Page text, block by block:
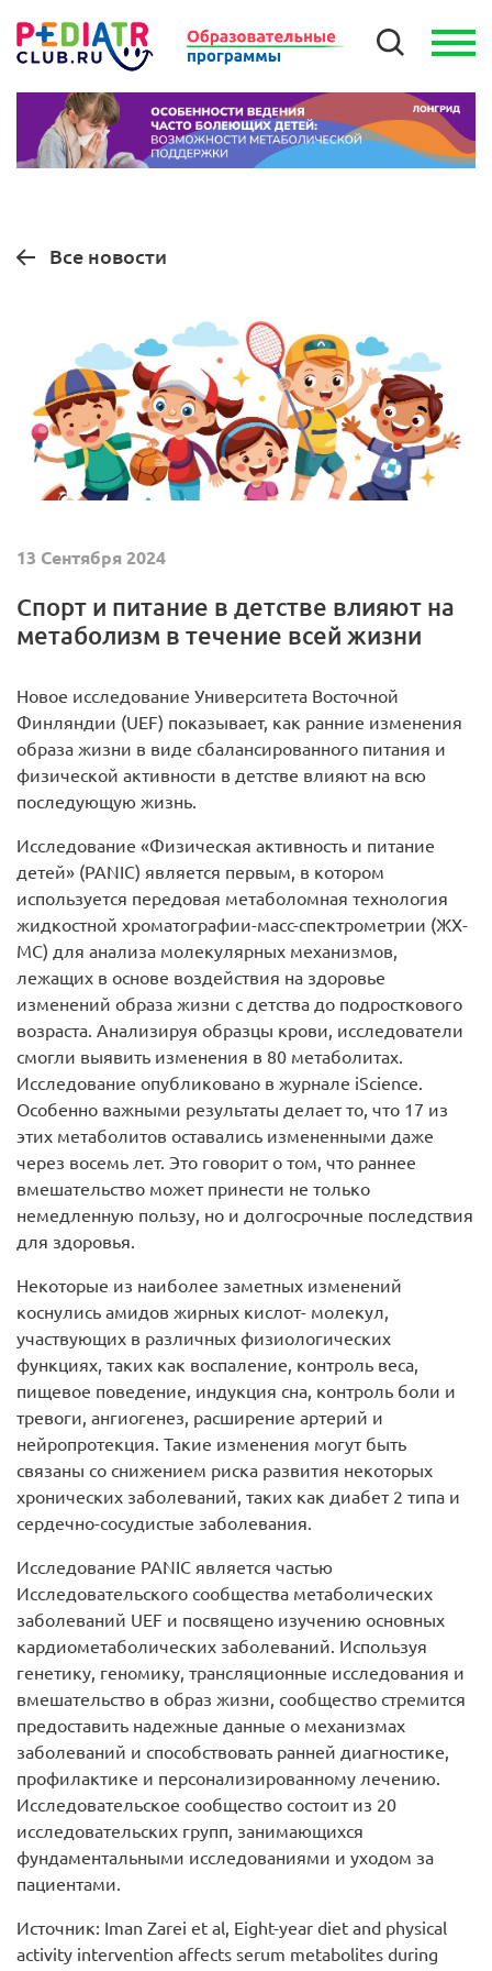
Все новости
13 Сентября 2024
Спорт и питание в детстве влияют на
метаболизм в течение всей жизни
Новое исследование Университета Восточной
Финляндии (UEF) показывает, как ранние изменения
образа жизни в виде сбалансированного питания и
физической активности в детстве влияют на всю
последующую жизнь.
Исследование «Физическая активность и питание
детей» (PANIC) является первым, в котором
используется передовая метаболомная технология
жидкостной хроматографии-масс-спектрометрии (ЖХ-
МС) для анализа молекулярных механизмов,
лежащих в основе воздействия на здоровье
изменений образа жизни с детства до подросткового
возраста. Анализируя образцы крови, исследователи
смогли выявить изменения в 80 метаболитах.
Исследование опубликовано в журнале iScience.
Особенно важными результаты делает то, что 17 из
этих метаболитов оставались измененными даже
через восемь лет. Это говорит о том, что раннее
вмешательство может принести не только
немедленную пользу, но и долгосрочные последствия
для здоровья.
Некоторые из наиболее заметных изменений
коснулись амидов жирных кислот- молекул,
участвующих в различных физиологических
функциях, таких как воспаление, контроль веса,
пищевое поведение, индукция сна, контроль боли и
тревоги, ангиогенез, расширение артерий и
нейропротекция. Такие изменения могут быть
связаны со снижением риска развития некоторых
хронических заболеваний, таких как диабет 2 типа и
сердечно-сосудистые заболевания.
Исследование PANIC является частью
Исследовательского сообщества метаболических
заболеваний UEF и посвящено изучению основных
кардиометаболических заболеваний. Используя
генетику, геномику, трансляционные исследования и
вмешательство в образ жизни, сообщество стремится
предоставить надежные данные о механизмах
заболеваний и способствовать ранней диагностике,
профилактике и персонализированному лечению.
Исследовательское сообщество состоит из 20
исследовательских групп, занимающихся
фундаментальными исследованиями и уходом за
пациентами.
Источник: Iman Zarei et al, Eight-year diet and physical
activity intervention affects serum metabolites during